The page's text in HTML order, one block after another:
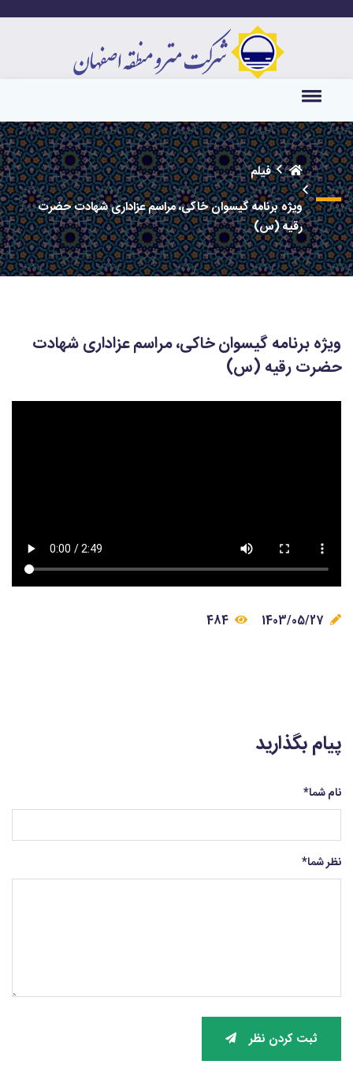
فیلم
ویژه برنامه گیسوان خاکی، مراسم عزاداری شهادت حضرت
رقیه (س)
ویژه برنامه گیسوان خاکی، مراسم عزاداری شهادت
حضرت رقیه (س)
پیام بگذارید
نام شما*
نظر شما*
ثبت کردن نظر